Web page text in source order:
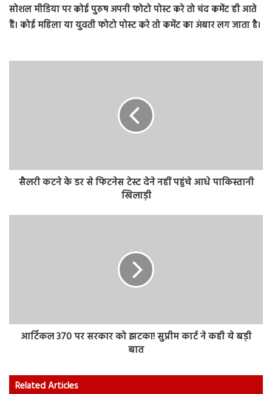
सोशल मीडिया पर कोई पुरुष अपनी फोटो पोस्ट करे तो चंद कमेंट ही आते
हैं। कोई महिला या युवती फोटो पोस्ट करे तो कमेंट का अंबार लग जाता है।
सैलरी कटने के डर से फिटनेस टेस्ट देने नहीं पहुंचे आधे पाकिस्तानी
खिलाड़ी
आर्टिकल 370 पर सरकार को झटका! सुप्रीम कार्ट ने कही ये बड़ी
बात
Related Articles